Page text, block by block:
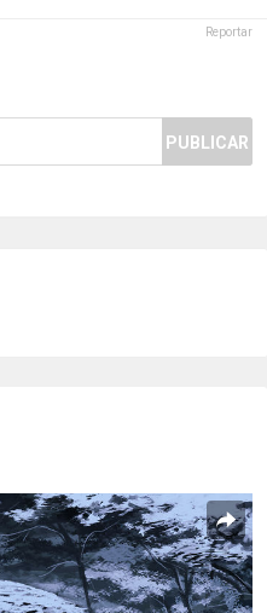
Reportar
PUBLICAR